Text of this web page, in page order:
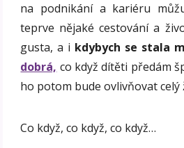
na podnikání a kariéru
teprve nějaké cestování a
gusta, a i kdybych se stala
dobrá, co když dítěti předám
ho potom bude ovlivňovat celý
Co když, co když, co když…